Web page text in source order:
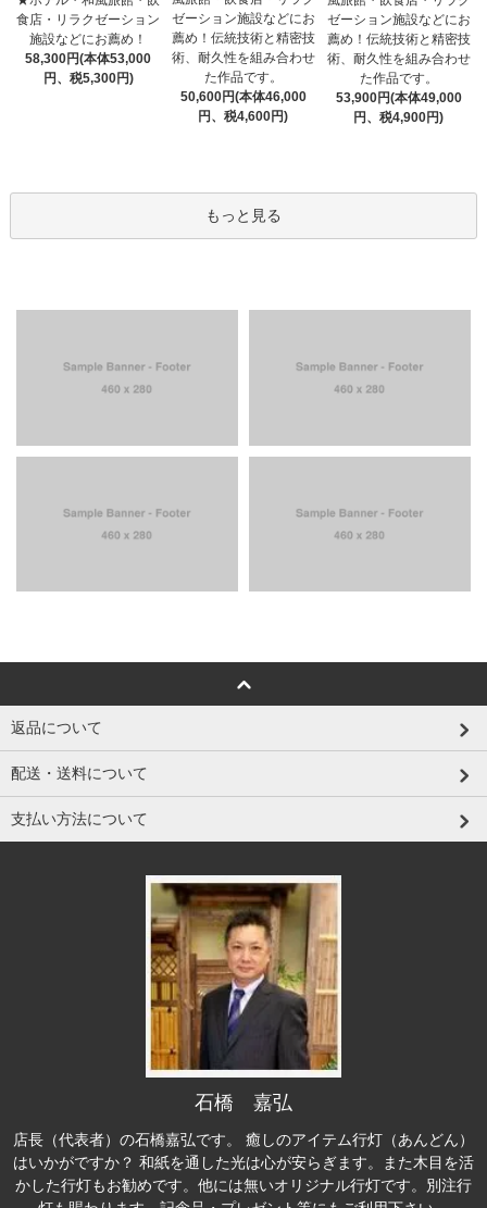
食店・リラクゼーション
施設などにお薦め！
58,300円(本体53,000
円、税5,300円)
ゼーション施設などにお
薦め！伝統技術と精密技
術、耐久性を組み合わせ
た作品です。
50,600円(本体46,000
円、税4,600円)
ゼーション施設などにお
薦め！伝統技術と精密技
術、耐久性を組み合わせ
た作品です。
53,900円(本体49,000
円、税4,900円)
もっと見る
返品について
配送・送料について
支払い方法について
石橋 嘉弘
店長（代表者）の石橋嘉弘です。 癒しのアイテム行灯（あんどん）
はいかがですか？ 和紙を通した光は心が安らぎます。また木目を活
かした行灯もお勧めです。他には無いオリジナル行灯です。別注行